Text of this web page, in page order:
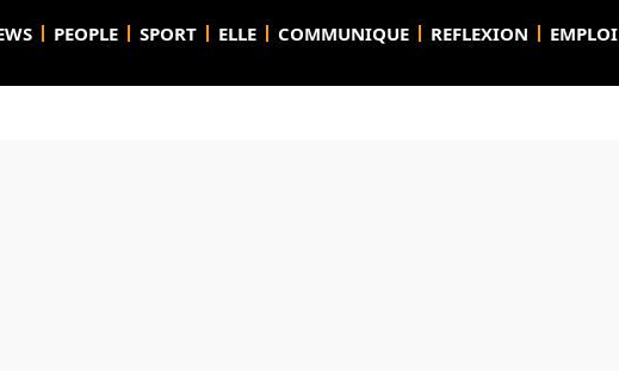
PEOPLE SPORT ELLE COMMUNIQUE REFLEXION EMPLOI